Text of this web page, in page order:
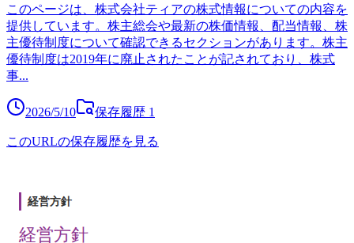
このページは、株式会社ティアの株式情報についての内容を
提供しています。株主総会や最新の株価情報、配当情報、株
主優待制度について確認できるセクションがあります。株主
優待制度は2019年に廃止されたことが記されており、株式
事...
2026/5/10 保存履歴 1
このURLの保存履歴を見る